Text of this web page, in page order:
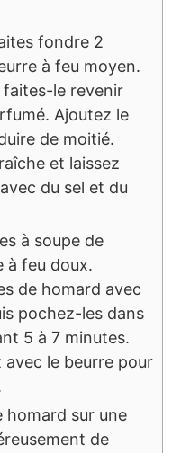
fondre 2
à feu moyen.
le revenir
Ajoutez le
de moitié.
et laissez
du sel et du
à soupe de
à feu doux.
de homard avec
pochez-les dans
5 à 7 minutes.
le beurre pour
homard sur une
de